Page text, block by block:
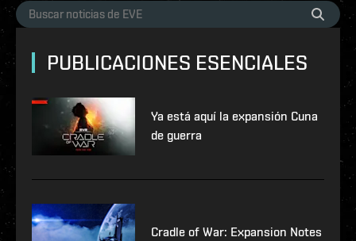
PUBLICACIONES ESENCIALES
Ya está aquí la expansión Cuna
de guerra
Cradle of War: Expansion Notes